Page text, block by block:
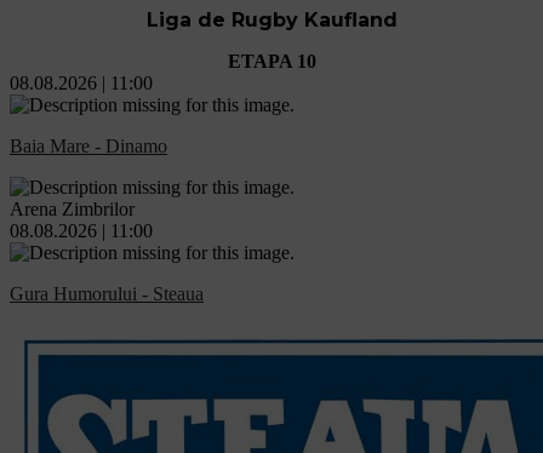
Liga de Rugby Kaufland
ETAPA 10
08.08.2026 | 11:00
Baia Mare - Dinamo
Arena Zimbrilor
08.08.2026 | 11:00
Gura Humorului - Steaua